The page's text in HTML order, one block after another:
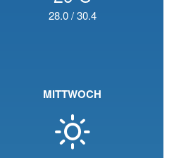
28.0/30.4
MITTWOCH